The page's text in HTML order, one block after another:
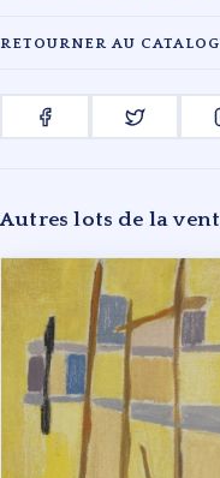
Pour toute information
RETOURNER AU
Autres lots de la